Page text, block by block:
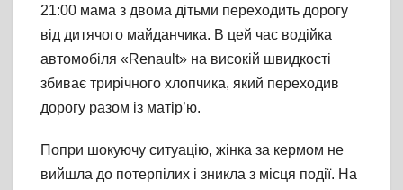
21:00 мама з двома дітьми переходить дорогу
від дитячого майданчика. В цей час водійка
автомобіля «Renault» на високій швидкості
збиває трирічного хлопчика, який переходив
дорогу разом із матір’ю.
Попри шокуючу ситуацію, жінка за кермом не
вийшла до потерпілих і зникла з місця події. На